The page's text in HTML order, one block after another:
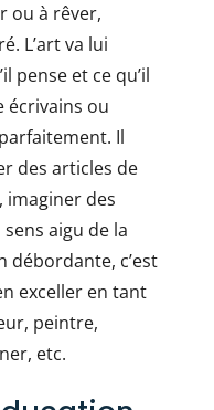
ou à rêver,
L’art va lui
pense et ce qu’il
écrivains ou
Il
des articles de
imaginer des
aigu de la
débordante, c’est
exceller en tant
peintre,
etc.